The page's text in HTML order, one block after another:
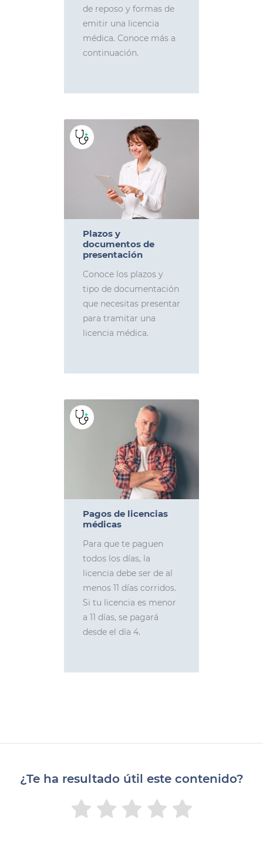
de reposo y formas de
emitir una licencia
médica. Conoce más a
continuación.
Plazos y
documentos de
presentación
Conoce los plazos y
tipo de documentación
que necesitas presentar
para tramitar una
licencia médica.
Pagos de licencias
médicas
Para que te paguen
todos los días, la
licencia debe ser de al
menos 11 días corridos.
Si tu licencia es menor
a 11 días, se pagará
desde el día 4.
¿Te ha resultado útil este contenido?